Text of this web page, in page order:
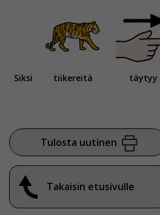
Siksi tiikereitä täytyy
Tulosta uutinen
Takaisin etusivulle